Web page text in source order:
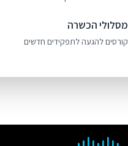
מסלולי הכשרה
קורסים להגעה לתפקידים חדשים